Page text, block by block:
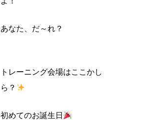
あなた、だ～れ？
トレーニング会場はここかし
ら？
初めてのお誕生日